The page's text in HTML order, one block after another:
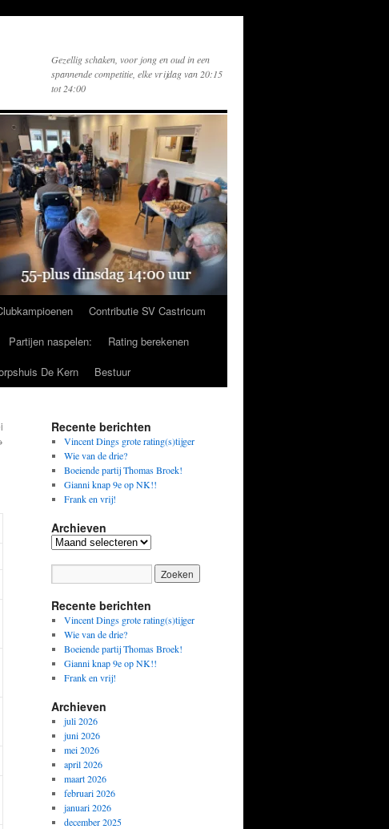
Gezellig schaken, voor jong en oud in een
spannende competitie, elke vrijdag van 20:15
tot 24:00
Contributie SV Castricum
Partijen naspelen:
Rating berekenen
De Kern Bestuur
Recente berichten
Vincent Dings grote rating(s)tijger
Wie van de drie?
Boeiende partij Thomas Broek!
Gianni knap 9e op NK!!
Frank en vrij!
Archieven
Archieven
Recente berichten
Vincent Dings grote rating(s)tijger
Wie van de drie?
Boeiende partij Thomas Broek!
Gianni knap 9e op NK!!
Frank en vrij!
Archieven
juli 2026
juni 2026
mei 2026
april 2026
maart 2026
februari 2026
januari 2026
december 2025